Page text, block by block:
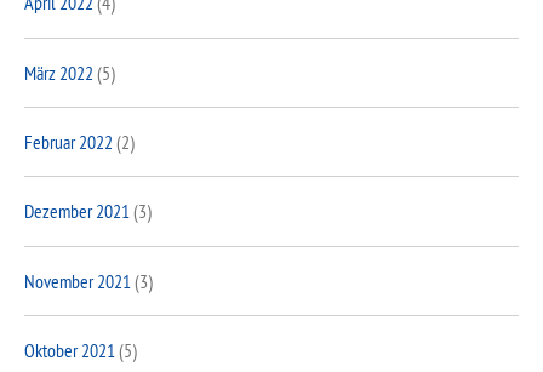
März 2022 (5)
Februar 2022 (2)
Dezember 2021(3)
November 2021 (3)
Oktober 2021(5)